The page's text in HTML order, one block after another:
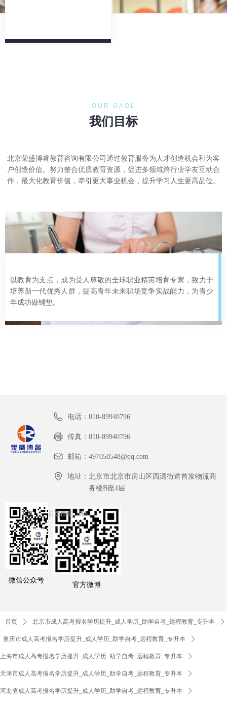
我们目标
OUR GAOL
北京荣盛博睿教育咨询有限公司通过教育服务为人才创造机会和为客
户创造价值。努力整合优质教育资源，促进多领域跨行业学友互动合
作，最大化教育价值，牵引更大事业机会，提升学习人生更高品位。
以教育为支点，成为受人尊敬的全球职业精英培育专家，致力于
培养新一代优秀人群，提高青年未来职场竞争实战能力，为青少
年成功做铺垫。
官方微博
微信公众号
电话： 010-89940796
传真： 010-89940796
邮箱： 497058548@qq.com
地址： 北京市北京市房山区西潞街道首发物流商
务楼B座4层
首页 ꄲ 首页模板_1388
首页 ꄲ 北京市成人高考报名学历提升_成人学历_助学自考_远程教育_专升本 ꄲ
重庆市成人高考报名学历提升_成人学历_助学自考_远程教育_专升本 ꄲ
上海市成人高考报名学历提升_成人学历_助学自考_远程教育_专升本 ꄲ
天津市成人高考报名学历提升_成人学历_助学自考_远程教育_专升本 ꄲ
河北省成人高考报名学历提升_成人学历_助学自考_远程教育_专升本 ꄲ